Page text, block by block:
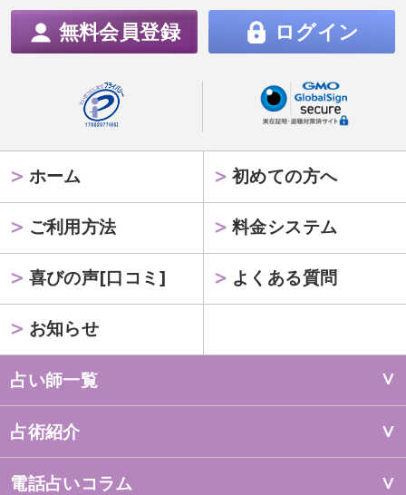
無料会員登録 ログイン
ホーム 初めての方へ
ご利用方法 料金システム
喜びの声[口コミ] よくある質問
お知らせ
占い師一覧
占術紹介
電話占いコラム